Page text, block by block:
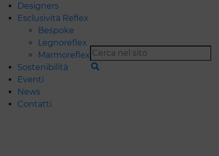
Designers
Esclusività Reflex
Bespoke
Legnoreflex
Marmoreflex
Sostenibilità
Eventi
News
Contatti